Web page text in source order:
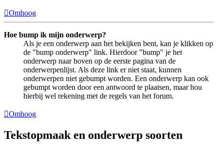
Omhoog
Hoe bump ik mijn onderwerp?
Als je een onderwerp aan het bekijken bent, kan je klikken op
de "bump onderwerp" link. Hierdoor "bump" je het
onderwerp naar boven op de eerste pagina van de
onderwerpenlijst. Als deze link er niet staat, kunnen
onderwerpen niet gebumpt worden. Een onderwerp kan ook
gebumpt worden door een antwoord te plaatsen, maar hou
hierbij wel rekening met de regels van het forum.
Omhoog
Tekstopmaak en onderwerp soorten